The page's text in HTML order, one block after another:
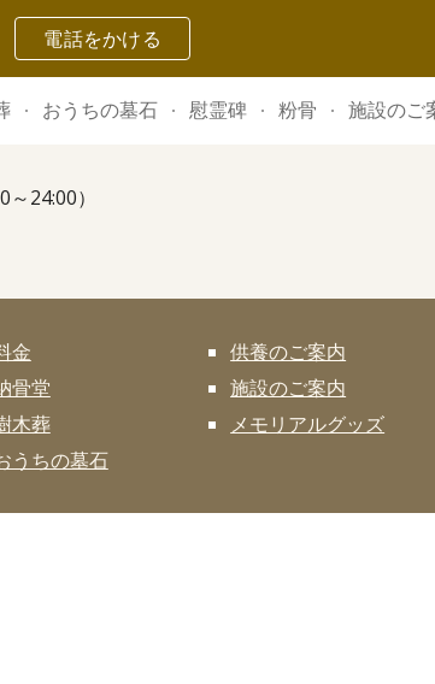
Skip to navigation
電話をかける
おうちの墓石 慰霊碑 粉骨 施設のご
24:00）
金
骨堂
木葬
うちの墓石
供養のご案内
施設のご案内
メモリアルグッズ